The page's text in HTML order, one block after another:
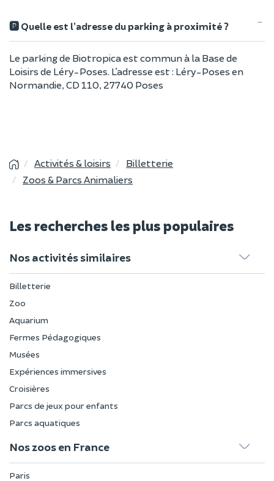
🅿️ Quelle est l’adresse du parking à proximité ?
Le parking de Biotropica est commun à la Base de
Loisirs de Léry-Poses. L’adresse est : Léry-Poses en
Normandie, CD 110, 27740 Poses
Activités & loisirs
Billetterie
Zoos & Parcs Animaliers
Les recherches les plus populaires
Nos activités similaires
Billetterie
Zoo
Aquarium
Fermes Pédagogiques
Musées
Expériences immersives
Croisières
Parcs de jeux pour enfants
Parcs aquatiques
Nos zoos en France
Paris